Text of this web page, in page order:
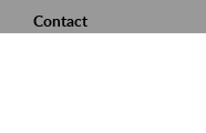
Contact